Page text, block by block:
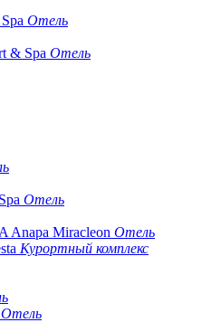
Отель
& Spa Отель
Отель
Anapa Miracleon Отель
Курортный комплекс
Отель